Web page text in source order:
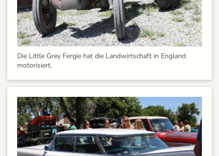
Die Little Grey Fergie hat die Landwirtschaft in England
motorisiert.